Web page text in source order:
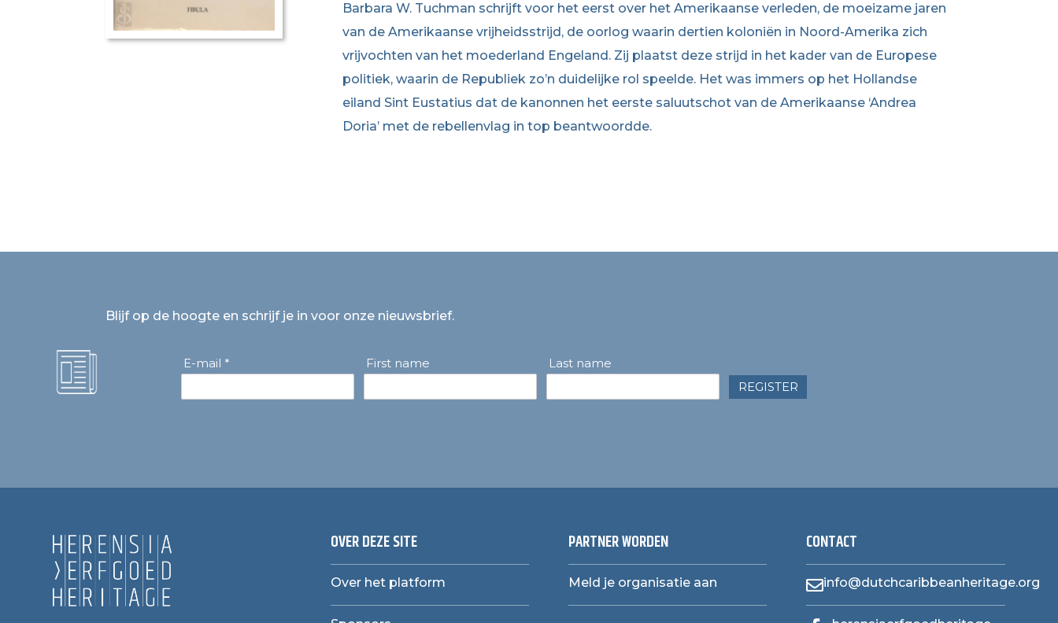
Barbara W. Tuchman schrijft voor het eerst over het Amerikaanse verleden, de moeizame jaren
van de Amerikaanse vrijheidsstrijd, de oorlog waarin dertien koloniën in Noord-Amerika zich
vrijvochten van het moederland Engeland. Zij plaatst deze strijd in het kader van de Europese
politiek, waarin de Republiek zo’n duidelijke rol speelde. Het was immers op het Hollandse
eiland Sint Eustatius dat de kanonnen het eerste saluutschot van de Amerikaanse ‘Andrea
Doria’ met de rebellenvlag in top beantwoordde.
Blijf op de hoogte en schrijf je in voor onze nieuwsbrief.
E-mail * First name
Last name
REGISTER
OVER DEZE SITE
Over het platform
PARTNER WORDEN
Meld je organisatie aan
CONTACT
info@dutchcaribbeanheritage.org